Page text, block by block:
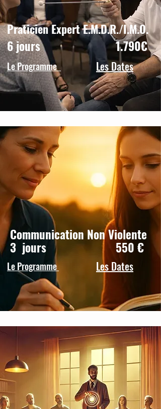
Praticien Expert E.M.D.R./I.M.O.
6 jours 1.790€
Le Programme Les Dates
Communication Non Violente
3 jours 550 €
Le Programme Les Dates